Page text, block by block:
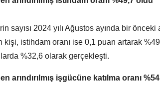
sayısı 2024 yılı Ağustos ayında bir
kişi, istihdam oranı ise 0,1 puan artarak
%32,6 olarak gerçekleşti.
arındırılmış işgücüne katılma oranı